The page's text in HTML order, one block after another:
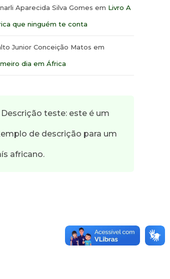
Aparecida Silva Gomes em Livro A
que ninguém te conta
Junior Conceição Matos em
dia em África
Descrição teste: este é um
de descrição para um
africano.